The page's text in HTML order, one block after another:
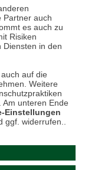
Partner auch
es auch zu
Risiken
Diensten in den
auf die
Weitere
. Am unteren Ende
Einstellungen
widerrufen..
Schutzgesetz
Online-Shop
funktionalen